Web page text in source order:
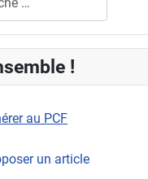
!
au PCF
un article